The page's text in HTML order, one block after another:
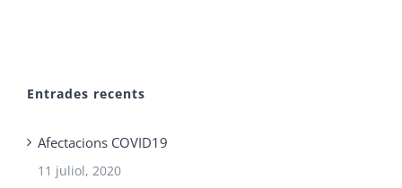
Entrades recents
Afectacions COVID19
11 juliol, 2020